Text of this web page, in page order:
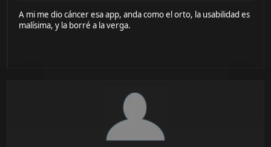
A mi me dio cáncer esa app, anda como el orto, la usabilidad es
malísima, y la borré a la verga.